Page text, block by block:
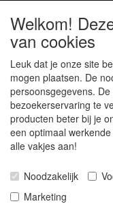
Algemene
Over ons.
Privacyverklaring
/ Kvk nr. 08205825
NL001662495B62
Welkom!
van cookies
Leuk dat je onze site
mogen plaatsen. De
persoonsgegevens.
bezoekerservaring te
producten beter bij je
een optimaal
alle vakjes aan!
Noodzakelijk
Marketing